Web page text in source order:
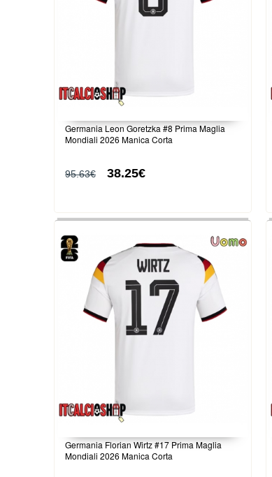
Germania Leon Goretzka #8 Prima Maglia
Mondiali 2026 Manica Corta
95.63€ 38.25€
Germania Florian Wirtz #17 Prima Maglia
Mondiali 2026 Manica Corta